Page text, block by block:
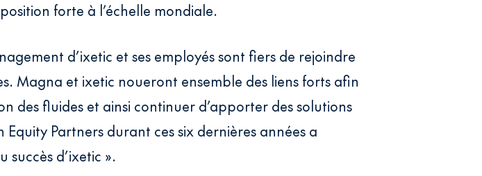
forte à l’échelle mondiale.
d’ixetic et ses employés sont fiers de rejoindre
Magna et ixetic noueront ensemble des liens forts afin
des fluides et ainsi continuer d’apporter des solutions
Partners durant ces six dernières années a
d’ixetic ».